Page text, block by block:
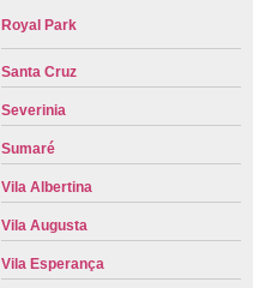
Royal Park
Santa Cruz
Severinia
Sumaré
Vila Albertina
Vila Augusta
Vila Esperança